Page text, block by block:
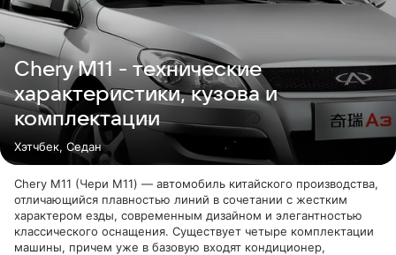
Chery M11 - технические
характеристики, кузова и
комплектации
Хэтчбек, Седан
Chery M11 (Чери М11) — автомобиль китайского производства,
отличающийся плавностью линий в сочетании с жестким
характером езды, современным дизайном и элегантностью
классического оснащения. Существует четыре комплектации
машины, причем уже в базовую входят кондиционер,